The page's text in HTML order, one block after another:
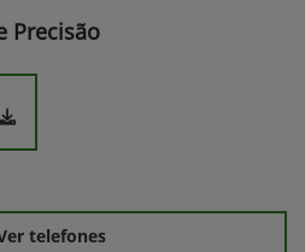
Precisão
telefones